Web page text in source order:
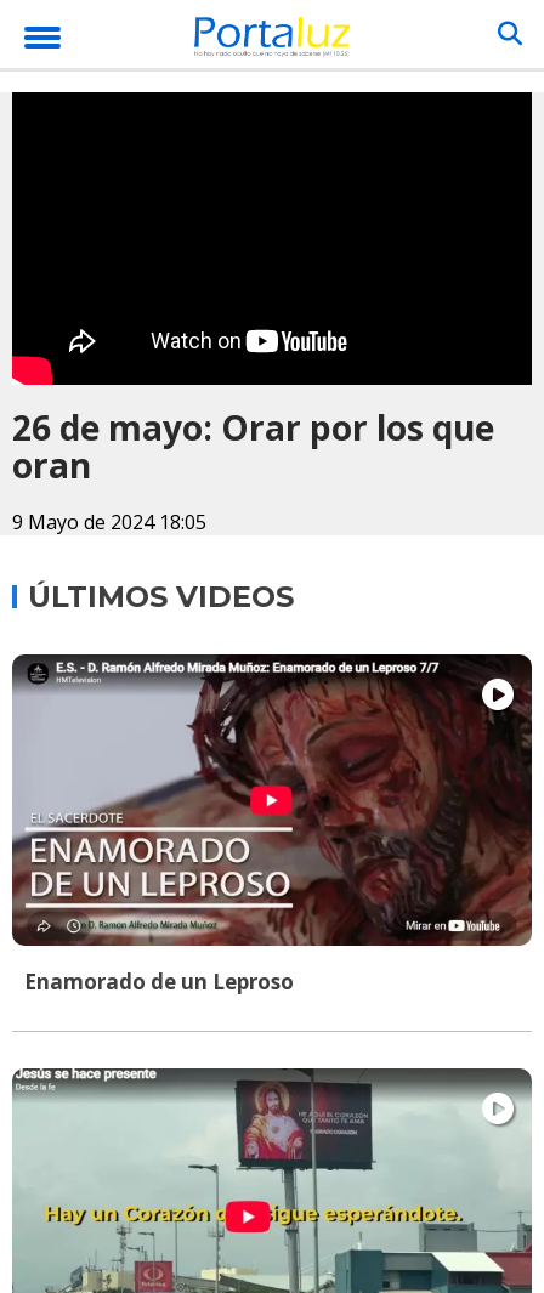
26 de mayo: Orar por los que
oran
9 Mayo de 2024 18:05
ÚLTIMOS VIDEOS
Enamorado de un Leproso